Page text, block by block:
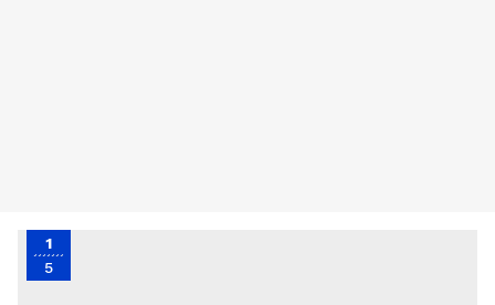
1
5